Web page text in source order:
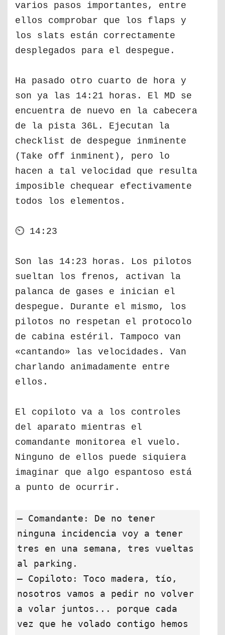
varios pasos importantes, entre
ellos comprobar que los flaps y
los slats están correctamente
desplegados para el despegue.
Ha pasado otro cuarto de hora y
son ya las 14:21 horas. El MD se
encuentra de nuevo en la cabecera
de la pista 36L. Ejecutan la
checklist de despegue inminente
(Take off inminent), pero lo
hacen a tal velocidad que resulta
imposible chequear efectivamente
todos los elementos.
⏲ 14:23
Son las 14:23 horas. Los pilotos
sueltan los frenos, activan la
palanca de gases e inician el
despegue. Durante el mismo, los
pilotos no respetan el protocolo
de cabina estéril. Tampoco van
«cantando» las velocidades. Van
charlando animadamente entre
ellos.
El copiloto va a los controles
del aparato mientras el
comandante monitorea el vuelo.
Ninguno de ellos puede siquiera
imaginar que algo espantoso está
a punto de ocurrir.
— Comandante: De no tener
ninguna incidencia voy a tener
tres en una semana, tres vueltas
al parking.
— Copiloto: Toco madera, tío,
nosotros vamos a pedir no volver
a volar juntos... porque cada
vez que he volado contigo hemos